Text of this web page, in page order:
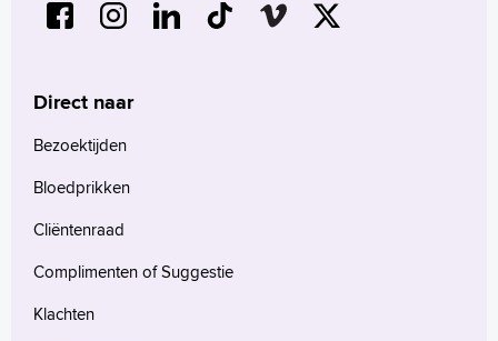
Specialismen
Direct naar
Bezoektijden
Bloedprikken
Cliëntenraad
Complimenten of Suggestie
Klachten